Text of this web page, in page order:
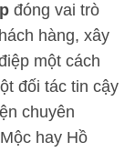
đóng vai trò
hàng, xây
một cách
đối tác tin cậy
chuyên
hay Hồ